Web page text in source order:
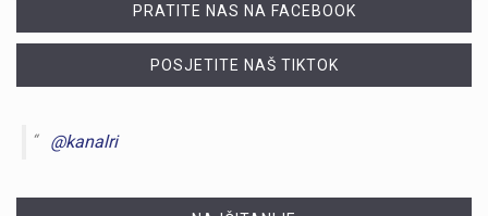
PRATITE NAS NA FACEBOOK
POSJETITE NAŠ TIKTOK
@kanalri